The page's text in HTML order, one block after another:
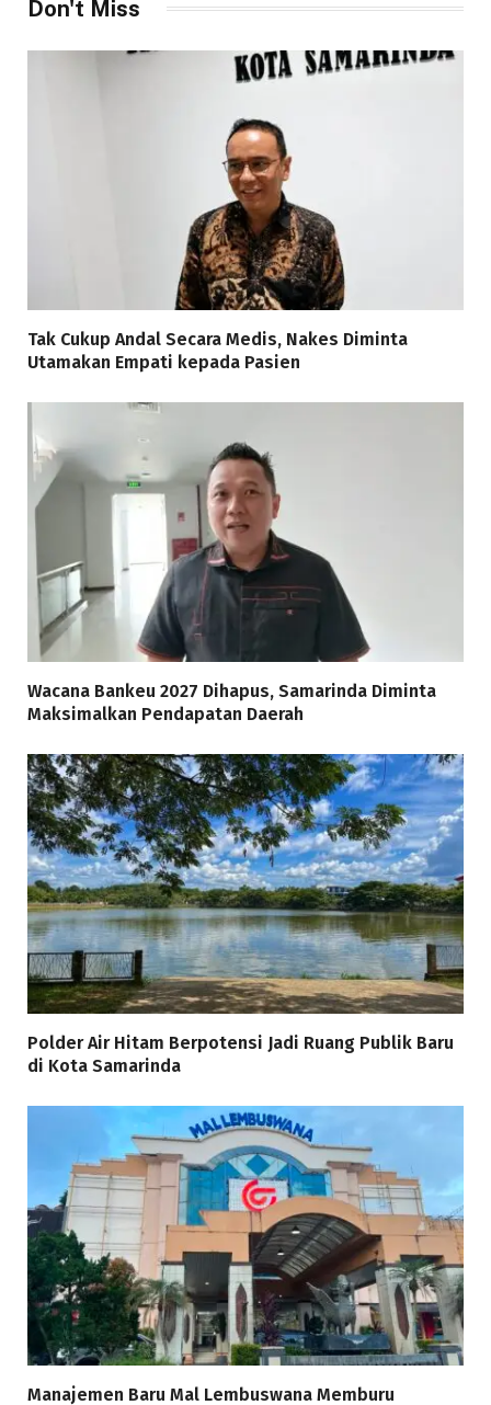
Don't Miss
Tak Cukup Andal Secara Medis, Nakes Diminta
Utamakan Empati kepada Pasien
Wacana Bankeu 2027 Dihapus, Samarinda Diminta
Maksimalkan Pendapatan Daerah
Polder Air Hitam Berpotensi Jadi Ruang Publik Baru
di Kota Samarinda
Manajemen Baru Mal Lembuswana Memburu